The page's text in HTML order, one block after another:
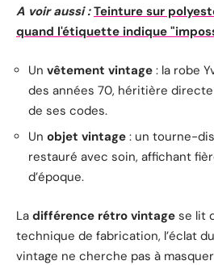
A voir aussi : Teinture sur
quand l'étiquette indique
Un vêtement vintage : la robe
des années 70, héritière
de ses codes.
Un objet vintage : un tourne-
restauré avec soin, affichant
d’époque.
La différence rétro vintage se lit
technique de fabrication, l’éclat
vintage ne cherche pas à